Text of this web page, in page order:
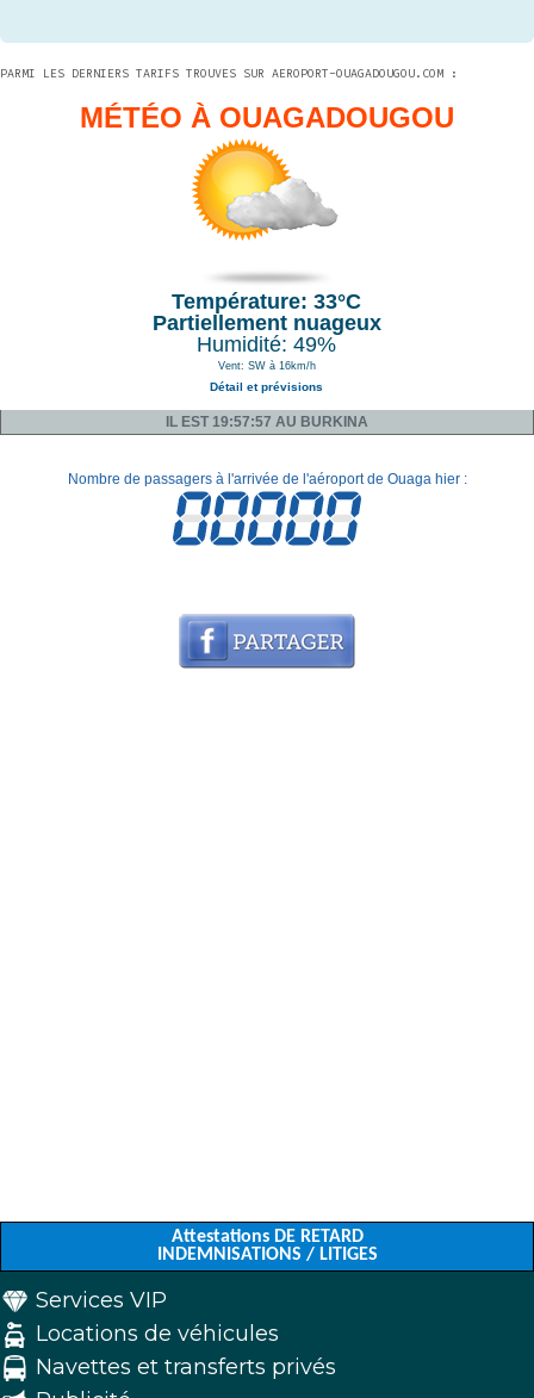
PARMI LES DERNIERS TARIFS TROUVES SUR AEROPORT-OUAGADOUGOU.COM :
MÉTÉO À OUAGADOUGOU
Température: 33°C
Partiellement nuageux
Humidité: 49%
Vent: SW à 16km/h
Détail et prévisions
IL EST 19:57:57 AU BURKINA
Nombre de passagers à l'arrivée de l'aéroport de Ouaga hier :
Attestations DE RETARD
INDEMNISATIONS / LITIGES
Services VIP
Locations de véhicules
Navettes et transferts privés